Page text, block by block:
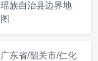
瑶族自治县边界地
图
广东省/韶关市/仁化